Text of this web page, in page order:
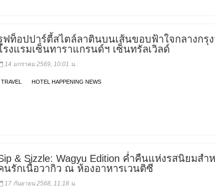
ฟท็อปปาร์ตี้สไตล์ลาตินบนเส้นขอบฟ้าใจกลางกรุ
รงแรมเซ็นทาราแกรนด์ฯ เซ็นทรัลเวิลด์
14 มกราคม 2569, 10:01 น.
TRAVEL HOTEL HAPPENING NEWS
& Sizzle: Wagyu Edition ค่ำคืนแห่งรสนิยมสำ
นรักเนื้อวากิว ณ ห้องอาหารเวนติซี
17 กันยายน 2568, 11:18 น.